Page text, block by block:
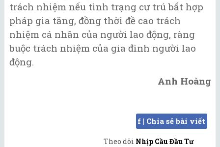
trách nhiệm nếu tình trạng cư trú bất hợp
pháp gia tăng, đồng thời đề cao trách
nhiệm cá nhân của người lao động, ràng
buộc trách nhiệm của gia đình người lao
động.
Anh Hoàng
f | Chia sẻ bài viết
Theo dõi Nhịp Cầu Đầu Tư